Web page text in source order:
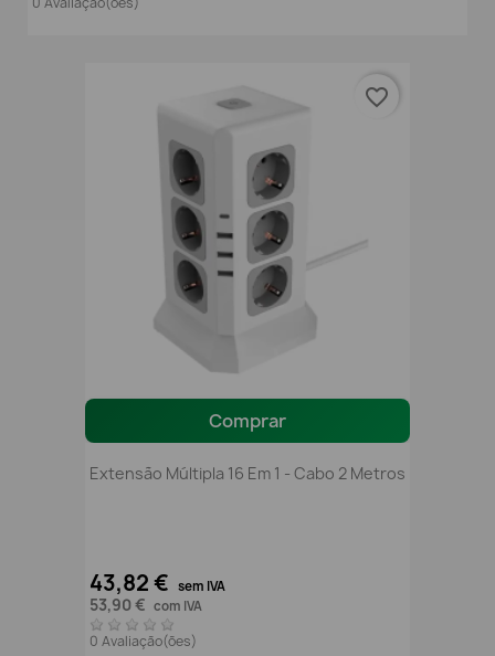
Comprar
Extensão Múltipla 16 Em 1 - Cabo 2 Metros
43,82 € sem IVA
53,90 € com IVA
0 Avaliação(ões)
favorite_border